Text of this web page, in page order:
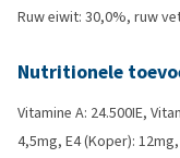
Ruw eiwit: 30,0%, ruw
Nutritionele
Vitamine A: 24.500IE,
4,5mg, E4 (Koper):